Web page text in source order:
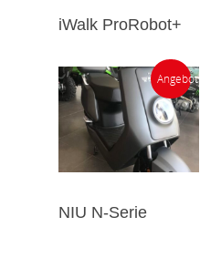
iWalk ProRobot+
Angebot!
NIU N-Serie